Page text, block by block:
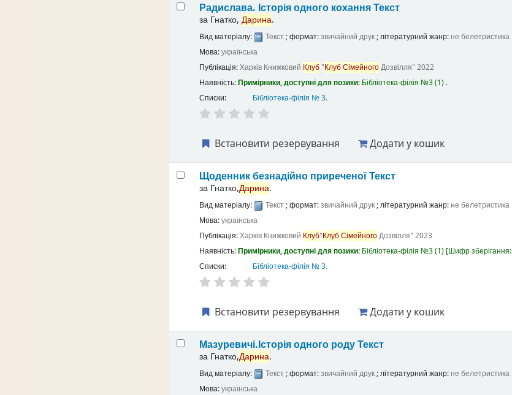
Радислава. Історія одного коханняТекст
за Гнатко, Дарина.
Вид матеріалу: Текст; формат:звичайний друк; літературний жанр: не белетристика
Мова:українська
Публікація:Харків Книжковий Клуб"КлубСімейногоДозвілля" 2022
Наявність:Примірники, доступні для позики: Бібліотека-філія №3(1) .
Списки:
Бібліотека-філія № 3.
Встановити резервування Додати у кошик
Щоденник безнадійно приреченоїТекст
за Гнатко,Дарина.
Вид матеріалу: Текст; формат:звичайний друк; літературний жанр:не белетристика
Мова:українська
Публікація:Харків Книжковий Клуб"КлубСімейногоДозвілля" 2023
Наявність:Примірники, доступні для позики: Бібліотека-філія №3(1) Шифр зберігання:
Списки:
Бібліотека-філія № 3.
Встановити резервування Додати у кошик
Мазуревичі.Історія одного родуТекст
за Гнатко,Дарина.
Вид матеріалу: Текст; формат:звичайний друк; літературний жанр: не белетристика
Мова:українська